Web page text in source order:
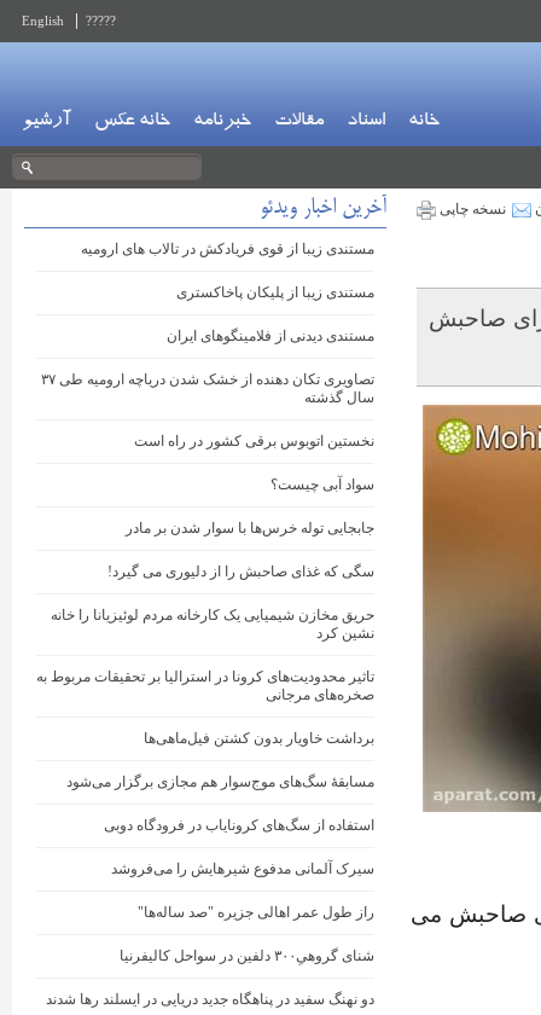
?????
English
خانه اسناد مقالات خبرنامه خانه عکس آرشیو
نسخه چاپی
صاحبش
صاحبش می
آخرین اخبار ویدئو
مستندی زیبا از قوی فریادکش در تالاب های ارومیه
مستندی زیبا از پلیکان پاخاکستری
مستندی دیدنی از فلامینگوهای ایران
تصاویری تکان دهنده از خشک شدن دریاچه ارومیه طی ۳۷
سال گذشته
نخستین اتوبوس برقی کشور در راه است
سواد آبی چیست؟
جابجایی توله خرس‌ها با سوار شدن بر مادر
سگی که غذای صاحبش را از دلیوری می گیرد!
حریق مخازن شیمیایی یک کارخانه مردم لوئیزیانا را خانه
نشین کرد
تاثیر محدودیت‌های کرونا در استرالیا بر تحقیقات مربوط به
صخره‌های مرجانی
برداشت خاویار بدون کشتن فیل‌ماهی‌ها
مسابقهٔ سگ‌های موج‌سوار هم مجازی برگزار می‌شود
استفاده از سگ‌های کرونایاب در فرودگاه دوبی
سیرک آلمانی مدفوع شیرهایش را می‌فروشد
راز طول عمر اهالی جزیره "صد ساله‌ها"
شنای گروهیِ۳۰۰ دلفین در سواحل کالیفرنیا
دو نهنگ‌ سفید در پناهگاه جدید دریایی در ایسلند رها شدند